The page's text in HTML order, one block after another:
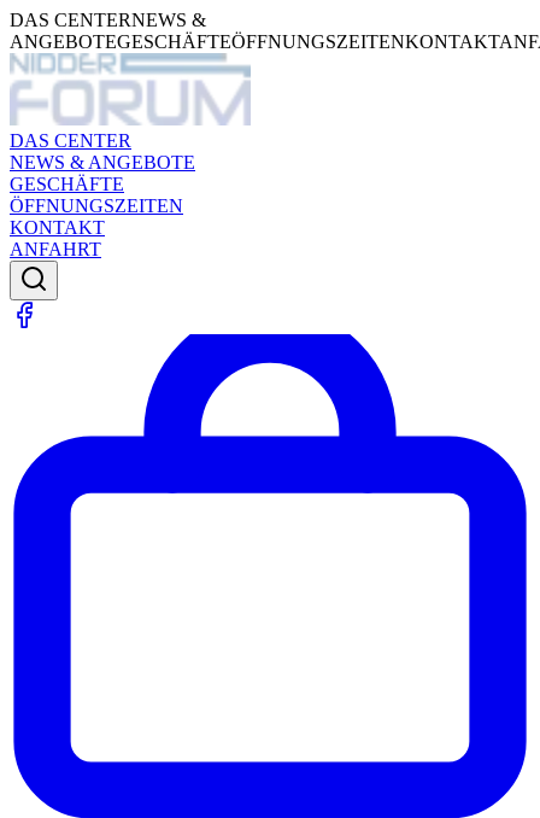
DAS CENTERNEWS &
ANGEBOTEGESCHÄFTEÖFFNUNGSZEITENKONTAKT
DAS CENTER
NEWS & ANGEBOTE
GESCHÄFTE
ÖFFNUNGSZEITEN
KONTAKT
ANFAHRT